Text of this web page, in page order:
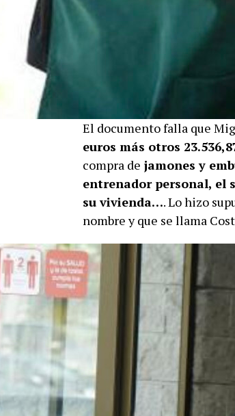
El documento falla que
euros más otros
compra de jamones y
entrenador personal, el
su vivienda…. Lo hizo
nombre y que se llama